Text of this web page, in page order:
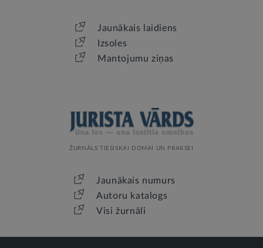
Jaunākais laidiens
Izsoles
Mantojumu ziņas
ŽURNĀLS TIESISKAI DOMAI UN PRAKSEI
Jaunākais numurs
Autoru katalogs
Visi žurnāli